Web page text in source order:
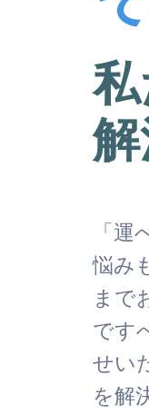
「
悩み
まで
です
せい
を解